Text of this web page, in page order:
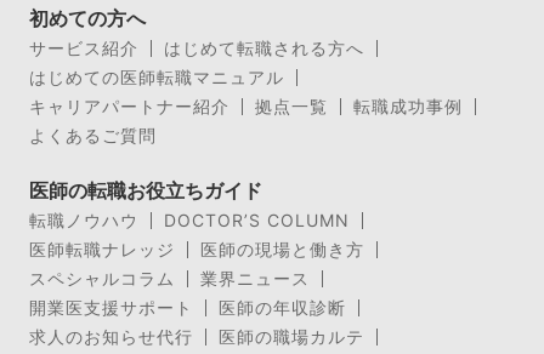
初めての方へ
サービス紹介
はじめて転職される方へ
はじめての医師転職マニュアル
キャリアパートナー紹介
拠点一覧
転職成功事例
よくあるご質問
医師の転職お役立ちガイド
転職ノウハウ
DOCTOR’S COLUMN
医師転職ナレッジ
医師の現場と働き方
スペシャルコラム
業界ニュース
開業医支援サポート
医師の年収診断
求人のお知らせ代行
医師の職場カルテ